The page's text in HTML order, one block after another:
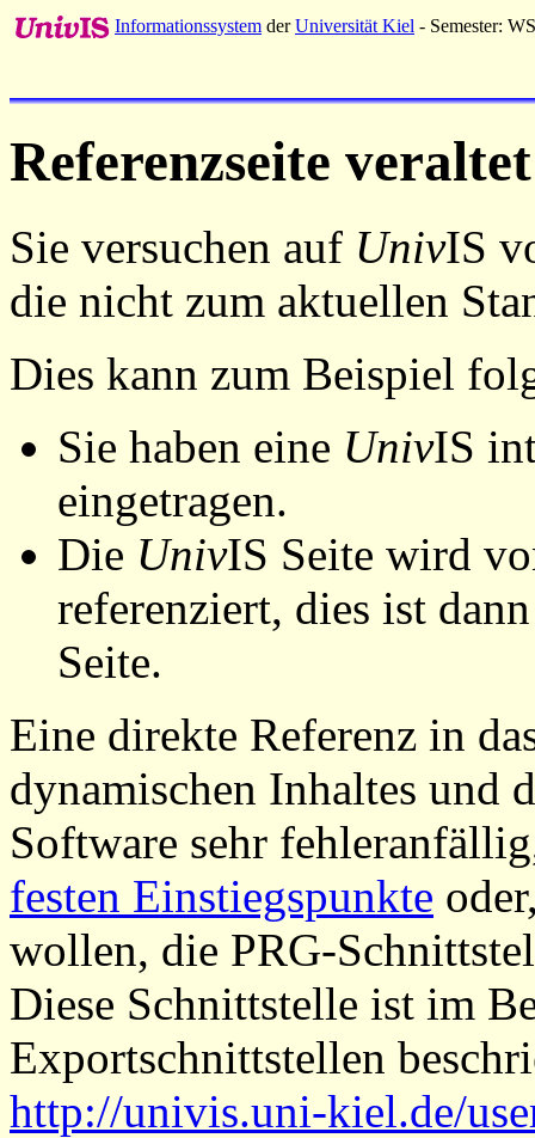
Informationssystem derUniversität Kiel - Semester:
Referenzseite veraltet
Sie versuchen auf UnivIS
die nicht zum aktuellen
Dies kann zum Beispiel
Sie haben eine UnivIS
eingetragen.
Die UnivIS Seite wird
referenziert, dies ist
Seite.
Eine direkte Referenz in
dynamischen Inhaltes und
Software sehr
festen Einstiegspunkte
wollen, die PRG-
Diese Schnittstelle ist im
Exportschnittstellen
http://univis.uni-kiel.de/